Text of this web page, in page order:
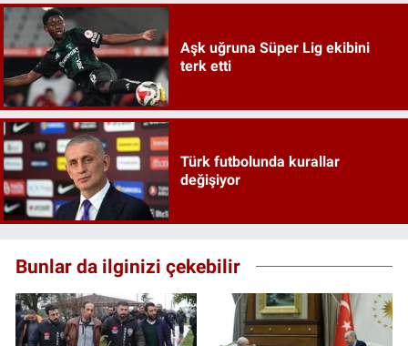
Aşk uğruna Süper Lig ekibini
terk etti
Türk futbolunda kurallar
değişiyor
Bunlar da ilginizi çekebilir